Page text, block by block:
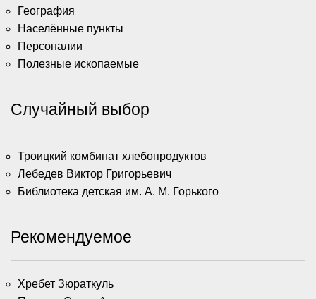
География
Населённые пункты
Персоналии
Полезные ископаемые
Случайный выбор
Троицкий комбинат хлебопродуктов
Лебедев Виктор Григорьевич
Библиотека детская им. А. М. Горького
Рекомендуемое
Хребет Зюраткуль